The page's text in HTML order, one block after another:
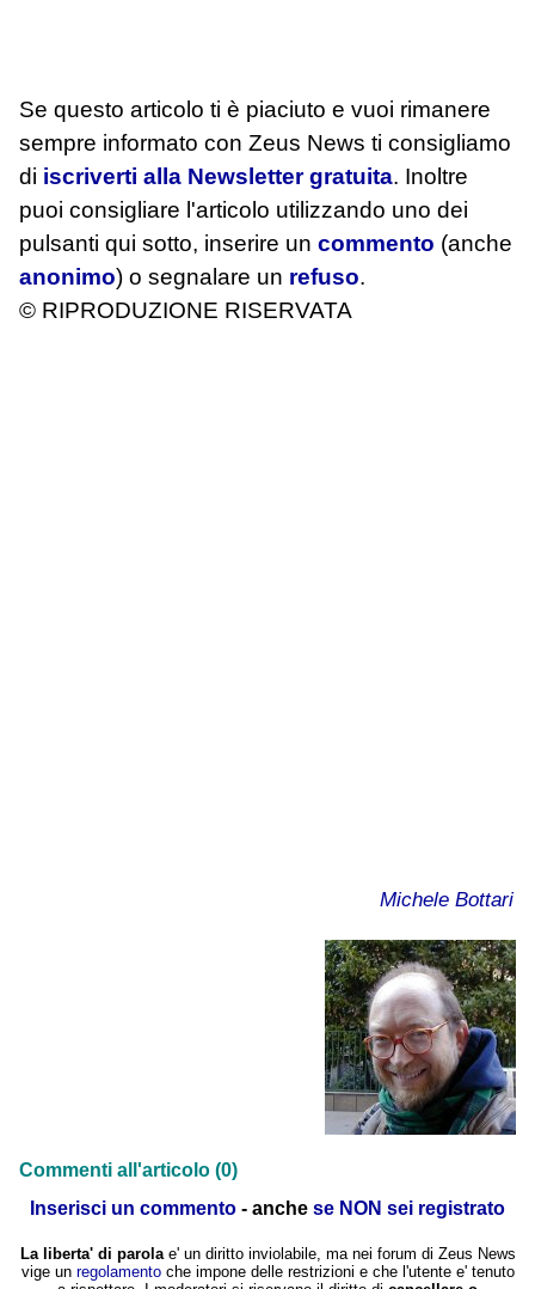
Se questo articolo ti è piaciuto e vuoi rimanere
sempre informato con Zeus News ti consigliamo
di iscriverti alla Newsletter gratuita. Inoltre
puoi consigliare l'articolo utilizzando uno dei
pulsanti qui sotto, inserire un commento (anche
anonimo) o segnalare un refuso.
© RIPRODUZIONE RISERVATA
Michele Bottari
Commenti all'articolo (0)
Inserisci un commento - anche se NON sei registrato
La liberta' di parolae' un diritto inviolabile, ma nei forum di Zeus News
vige un regolamentoche impone delle restrizioni e che l'utente e' tenuto